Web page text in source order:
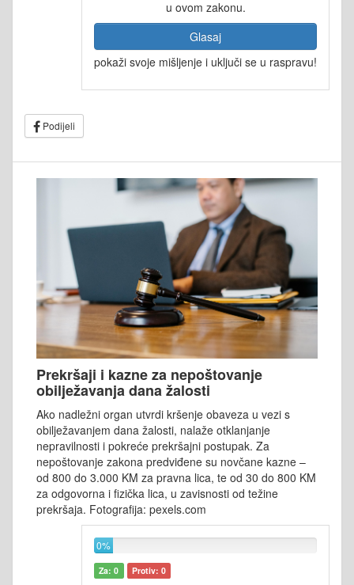
u ovom zakonu.
Glasaj
pokaži svoje mišljenje i uključi se u raspravu!
Podijeli
Prekršaji i kazne za nepoštovanje
obilježavanja dana žalosti
Ako nadležni organ utvrdi kršenje obaveza u vezi s
obilježavanjem dana žalosti, nalaže otklanjanje
nepravilnosti i pokreće prekršajni postupak. Za
nepoštovanje zakona predviđene su novčane kazne –
od 800 do 3.000 KM za pravna lica, te od 30 do 800 KM
za odgovorna i fizička lica, u zavisnosti od težine
prekršaja. Fotografija: pexels.com
0%
Za: 0 Protiv: 0